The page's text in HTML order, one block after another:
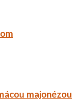
majonézou